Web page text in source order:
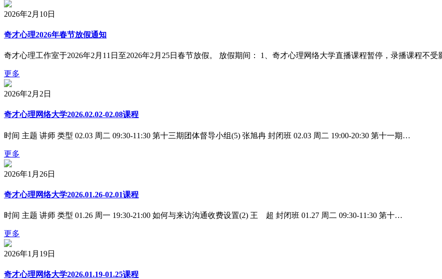
2026年2月10日
奇才心理2026年春节放假通知
奇才心理工作室于2026年2月11日至2026年2月25日春节放假。 放假期间： 1、奇才心理网络大学直播课程暂停，录播课程不
更多
2026年2月2日
奇才心理网络大学2026.02.02-02.08课程
时间 主题 讲师 类型 02.03 周二 09:30-11:30 第十三期团体督导小组(5) 张旭冉 封闭班 02.03 周二 19:00-20:30 第十一期…
更多
2026年1月26日
奇才心理网络大学2026.01.26-02.01课程
时间 主题 讲师 类型 01.26 周一 19:30-21:00 如何与来访沟通收费设置(2) 王 超 封闭班 01.27 周二 09:30-11:30 第十…
更多
2026年1月19日
奇才心理网络大学2026.01.19-01.25课程